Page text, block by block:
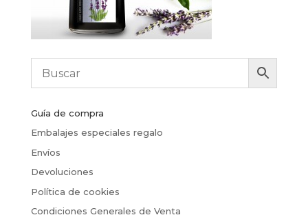
Guía de compra
Embalajes especiales regalo
Envíos
Devoluciones
Política de cookies
Condiciones Generales de Venta